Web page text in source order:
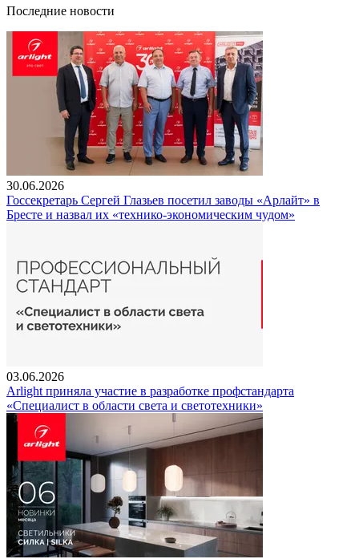
Последние новости
30.06.2026
Госсекретарь Сергей Глазьев посетил заводы «Арлайт» в
Бресте и назвал их «технико-экономическим чудом»
03.06.2026
Arlight приняла участие в разработке профстандарта
«Специалист в области света и светотехники»